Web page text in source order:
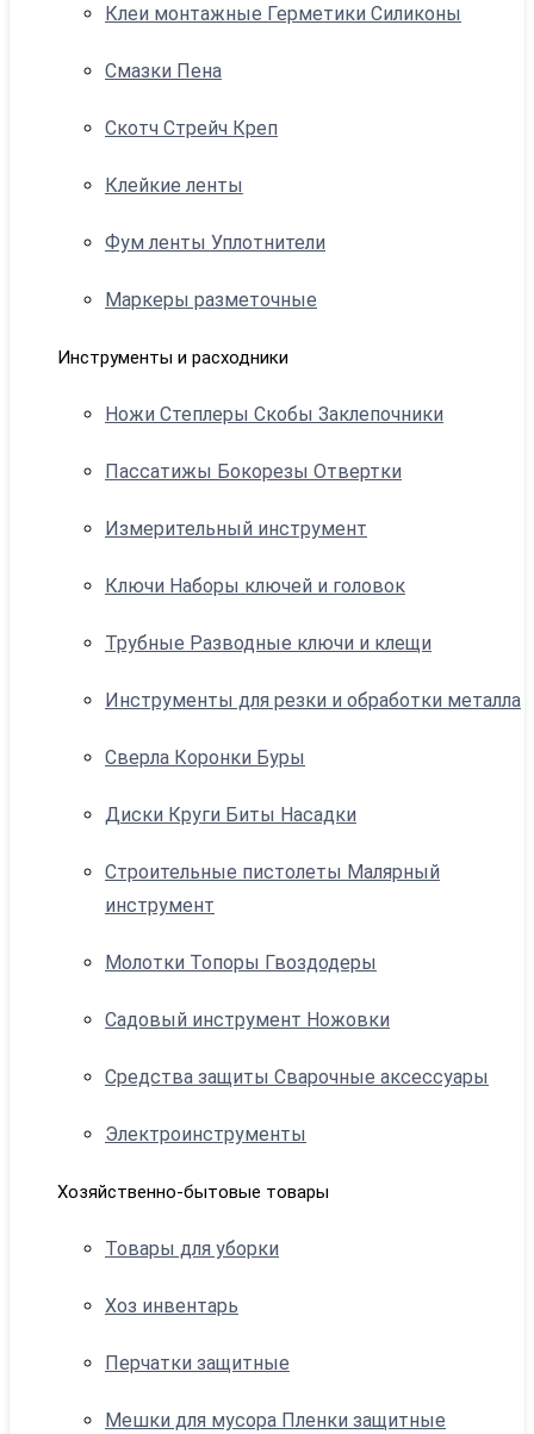
Клеи монтажные Герметики Силиконы
Смазки Пена
Скотч Стрейч Креп
Клейкие ленты
Фум ленты Уплотнители
Маркеры разметочные
Инструменты и расходники
Ножи Степлеры Скобы Заклепочники
Пассатижы Бокорезы Отвертки
Измерительный инструмент
Ключи Наборы ключей и головок
Трубные Разводные ключи и клещи
Инструменты для резки и обработки металла
Сверла Коронки Буры
Диски Круги Биты Насадки
Строительные пистолеты Малярный
инструмент
Молотки Топоры Гвоздодеры
Садовый инструмент Ножовки
Средства защиты Сварочные аксессуары
Электроинструменты
Хозяйственно-бытовые товары
Товары для уборки
Хоз инвентарь
Перчатки защитные
Мешки для мусора Пленки защитные